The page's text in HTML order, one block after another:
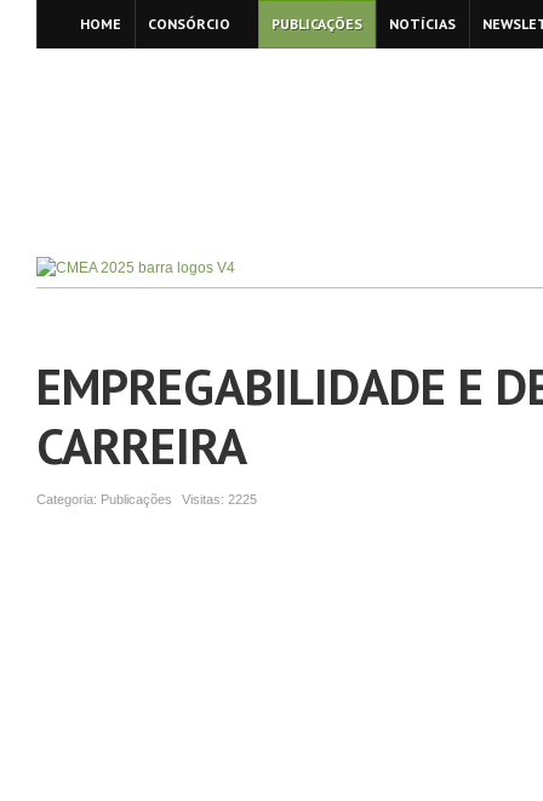
HOME CONSÓRCIO PUBLICAÇÕES NOTÍCIAS
EMPREGABILIDADE E
CARREIRA
Categoria: Publicações Visitas: 2225